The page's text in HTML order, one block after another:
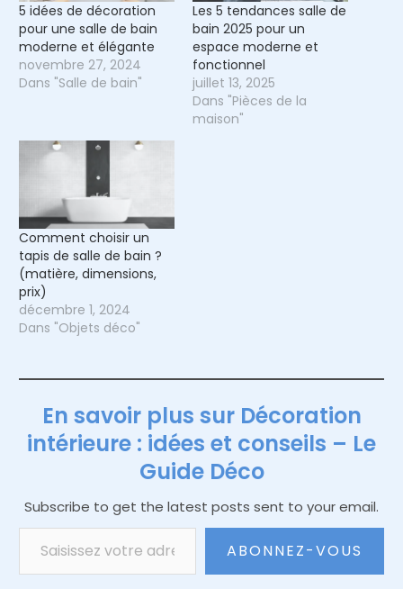
5 idées de décoration
pour une salle de bain
moderne et élégante
novembre 27, 2024
Dans "Salle de bain"
Les 5 tendances salle de
bain 2025 pour un
espace moderne et
fonctionnel
juillet 13, 2025
Dans "Pièces de la
maison"
Comment choisir un
tapis de salle de bain ?
(matière, dimensions,
prix)
décembre 1, 2024
Dans "Objets déco"
En savoir plus sur Décoration
intérieure : idées et conseils – Le
Guide Déco
Subscribe to get the latest posts sent to your email.
Saisissez votre adresse e-mail…
ABONNEZ-VOUS